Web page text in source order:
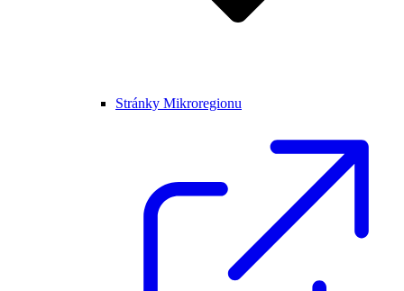
Stránky Mikroregionu